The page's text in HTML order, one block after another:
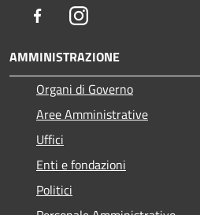
FacebookInstagram
AMMINISTRAZIONE
Organi di Governo
Aree Amministrative
Uffici
Enti e fondazioni
Politici